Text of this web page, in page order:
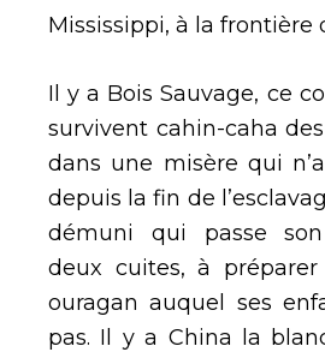
Mississippi, à la frontière
Il y a Bois Sauvage, ce
survivent cahin-caha
dans une misère qui
depuis la fin de
démuni qui passe
deux cuites, à préparer
ouragan auquel ses
pas. Il y a China la